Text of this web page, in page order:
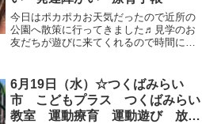
今日はポカポカお天気だったので近所の
公園へ散策に行ってきました♬見学のお
友だちが遊びに来てくれるので時間に合
(*^-^*)また来ようね♪教室に帰ってきてか
ら軽く運動をし...
6月19日（水）☆つくばみらい
市 こどもプラス つくばみらい
教室 運動療育 運動遊び 放課